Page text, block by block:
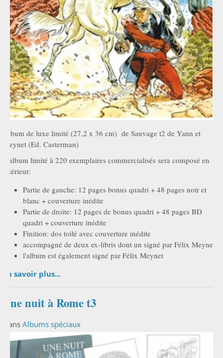
Album de luxe limité (27,2 x 36 cm) de Sauvage t2 de Yann et
Meynet (Ed. Casterman)
L'album limité à 220 exemplaires commercialisés sera composé en
intérieur:
Partie de gauche: 12 pages bonus quadri + 48 pages noir et
blanc + couverture inédite
Partie de droite: 12 pages de bonus quadri + 48 pages BD
quadri + couverture inédite
Finition: dos toilé avec couverture inédite
accompagné de deux ex-libris dont un signé par Félix Meynet
l'album est également signé par Félix Meynet
En savoir plus...
Une nuit à Rome t3
Dans Albums spéciaux